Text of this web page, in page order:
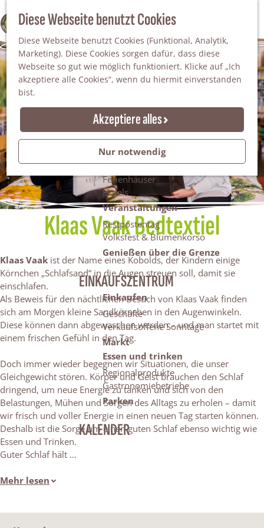
Diese Webseite benutzt Cookies
Diese Webseite benutzt Cookies (Funktional, Analytik,
Marketing). Diese Cookies sorgen dafür, dass diese
Webseite so gut wie möglich funktioniert. Klicke auf „Ich
akzeptiere alle Cookies“, wenn du hiermit einverstanden
bist.
Akzeptiere alles
Nur notwendig
100% WINTERSWIJK
S
u
c
h
e
n
M
e
n
ü
Da staunt man!
Freiheitsbäume
Natur
Naturgebiete
Nationaler Landschaftspark Winterswijk
Der Steingrube
Gärten & Parks
Übernachten
Campingplätze & Ferienparks
Gruppenunterkünfte
Bed & Breakfasts
Ferienhäuser
Hotels
Veranstaltungen
Restpostentag
Volksfest & Blumenkorso
Genießen über die Grenze
EINKAUFSZENTRUM
Einkaufen
Geschäfte
Verkaufsoffene Sonntage
Markt
Essen und trinken
Regionalprodukte
Gastronomiebetriebe
Parken
KALENDER
Klaas Vaak Bedtextiel
Klaas Vaak ist der Name eines Kobolds, der Kindern einige
Körnchen „Schlafsand“ in die Augen streuen soll, damit sie
einschlafen.
Als Beweis für den nächtlichen Besuch von Klaas Vaak finden
sich am Morgen kleine Sandkörnchen in den Augenwinkeln.
Diese können dann abgewaschen werden – und man startet mit
einem frischen Gefühl in den Tag.
Doch immer wieder begegnen wir Situationen, die unser
Gleichgewicht stören. Körper und Geist brauchen den Schlaf
dringend, um neue Energie zu tanken und sich von den
Belastungen, Mühen und Sorgen des Alltags zu erholen – damit
wir frisch und voller Energie in einen neuen Tag starten können.
Deshalb ist die Sorge um einen guten Schlaf ebenso wichtig wie
Essen und Trinken.
Guter Schlaf hält …
Mehr lesen